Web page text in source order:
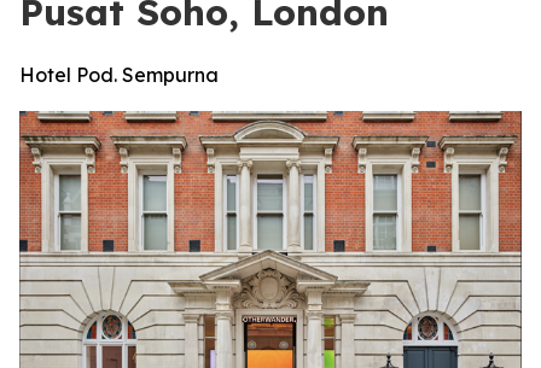
Pusat Soho, London
Hotel Pod. Sempurna